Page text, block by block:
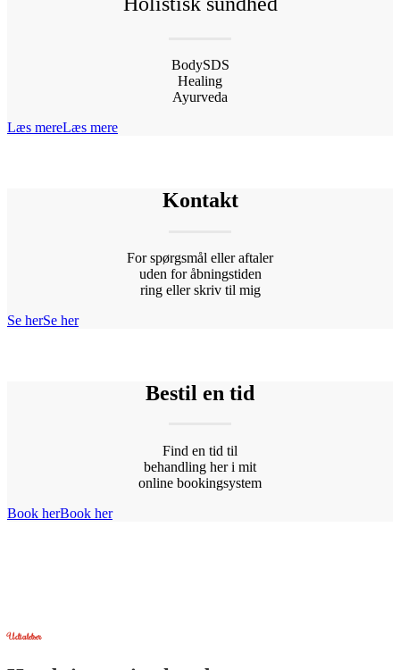
BodySDS
Healing
Ayurveda
Læs mereLæs mere
Kontakt
For spørgsmål eller aftaler
uden for åbningstiden
ring eller skriv til mig
Se herSe her
Bestil en tid
Find en tid til
behandling her i mit
online bookingsystem
Book herBook her
Udtalelser